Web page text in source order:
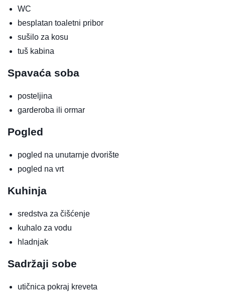
WC
besplatan toaletni pribor
sušilo za kosu
tuš kabina
Spavaća soba
posteljina
garderoba ili ormar
Pogled
pogled na unutarnje dvorište
pogled na vrt
Kuhinja
sredstva za čišćenje
kuhalo za vodu
hladnjak
Sadržaji sobe
utičnica pokraj kreveta